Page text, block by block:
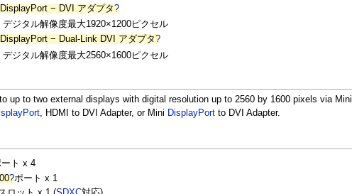
− DVI アダプタ?
デジタル解像度最大1920×1200ピクセル
− Dual-Link DVI アダプタ?
デジタル解像度最大2560×1600ピクセル
up to two external displays with digital resolution up to 2560 by 1600 pixels via Mini
, HDMI to DVI Adapter, or Mini DisplayPort to DVI Adapter.
ート x 4
?ポート x 1